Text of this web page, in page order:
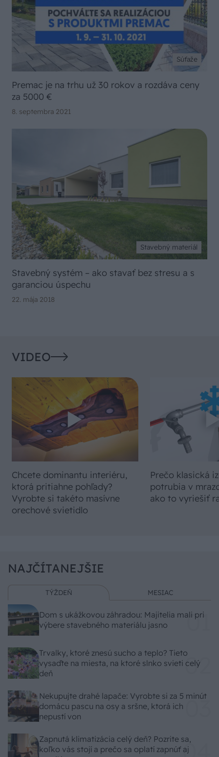
Súťaže
Premac je na trhu už 30 rokov a rozdáva ceny
za 5000 €
8. septembra 2021
Stavebný materiál
Stavebný systém – ako stavať bez stresu a s
garanciou úspechu
22. mája 2018
VIDEO
Chcete dominantu interiéru,
ktorá pritiahne pohľady?
Vyrobte si takéto masívne
orechové svietidlo
Prečo klasická
potrubia v
ako to vyriešiť
NAJČÍTANEJŠIE
TÝŽDEŇ MESIAC
Dom s ukážkovou záhradou: Majitelia mali pri
výbere stavebného materiálu jasno
Trvalky, ktoré znesú sucho a teplo? Tieto
vysaďte na miesta, na ktoré slnko svieti celý
deň
Nekupujte drahé lapače: Vyrobte si za 5 minút
domácu pascu na osy a sršne, ktorá ich
nepustí von
Zapnutá klimatizácia celý deň? Pozrite sa,
koľko vás stojí a prečo sa oplatí zapnúť aj